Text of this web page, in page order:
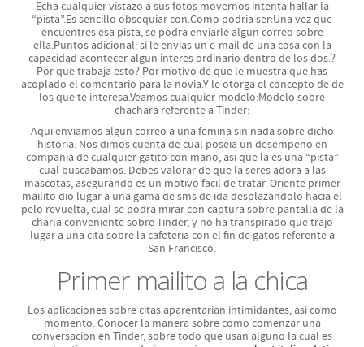
Echa cualquier vistazo a sus fotos movernos intenta hallar la
“pista”.Es sencillo obsequiar con.Como podri­a ser:Una vez que
encuentres esa pista, se podra enviarle algun correo sobre
ella.Puntos adicional: si le envias un e-mail de una cosa con la
capacidad acontecer algun interes ordinario dentro de los dos.?
Por que trabaja esto? Por motivo de que le muestra que has
acoplado el comentario para la novia.Y le otorga el concepto de de
los que te interesa.Veamos cualquier modelo:Modelo sobre
chachara referente a Tinder:
Aqui enviamos algun correo a una femina sin nada sobre dicho
historia. Nos dimos cuenta de cual poseia un desempeno en
compania de cualquier gatito con mano, asi que la es una “pista”
cual buscabamos. Debes valorar de que la seres adora a las
mascotas, asegurando es un motivo facil de tratar. Oriente primer
mailito dio lugar a una gama de sms de ida desplazandolo hacia el
pelo revuelta, cual se podra mirar con captura sobre pantalla de la
charla conveniente sobre Tinder, y no ha transpirado que trajo
lugar a una cita sobre la cafeteria con el fin de gatos referente a
San Francisco.
Primer mailito a la chica
Los aplicaciones sobre citas aparentarian intimidantes, asi­ como
momento. Conocer la manera sobre como comenzar una
conversacion en Tinder, sobre todo que usan alguno la cual es